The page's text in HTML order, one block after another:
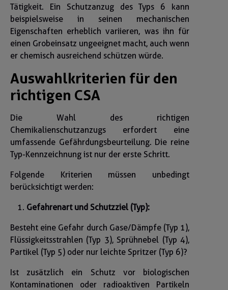
Tätigkeit. Ein Schutzanzug des Typs 6 kann
beispielsweise in seinen mechanischen
Eigenschaften erheblich variieren, was ihn für
einen Grobeinsatz ungeeignet macht, auch wenn
er chemisch ausreichend schützen würde.
Auswahlkriterien für den
richtigen CSA
Die Wahl des richtigen
Chemikalienschutzanzugs erfordert eine
umfassende Gefährdungsbeurteilung. Die reine
Typ-Kennzeichnung ist nur der erste Schritt.
Folgende Kriterien müssen unbedingt
berücksichtigt werden:
Gefahrenart und Schutzziel (Typ):
Besteht eine Gefahr durch Gase/Dämpfe (Typ 1),
Flüssigkeitsstrahlen (Typ 3), Sprühnebel (Typ 4),
Partikel (Typ 5) oder nur leichte Spritzer (Typ 6)?
Ist zusätzlich ein Schutz vor biologischen
Kontaminationen oder radioaktiven Partikeln